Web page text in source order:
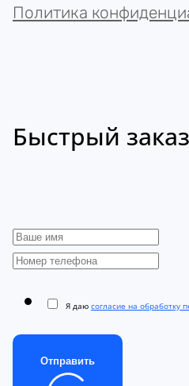
Политика
Быстрый заказ
Я даю согласие на обработку
Отправить